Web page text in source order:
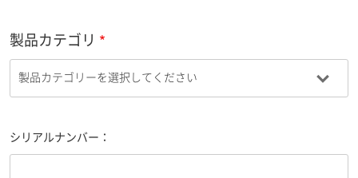
製品カテゴリ
シリアルナンバー：